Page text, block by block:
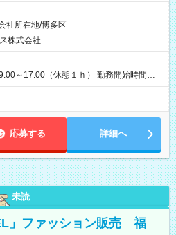
ヒヤリングして調整できることがありま
す様お願いします。 ※公共交通機
関、駐車場あり。（粕屋郡） 【試用期間】試用期間なし
社所在地/博多区
株式会社
（休憩１ｈ） 勤務開始時間等
す。 （例：10時から17時 など） お気軽
せをメールで返信してください。
応募する 詳細へ
未読
」ファッション販売 福